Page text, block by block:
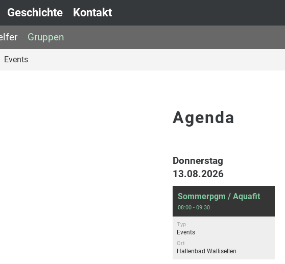
Geschichte Kontakt
Gruppen
Events
Agenda
Donnerstag
13.08.2026
Sommerpgm / Aquafit
08:00 - 09:30
Typ
Events
Ort
Hallenbad Wallisellen